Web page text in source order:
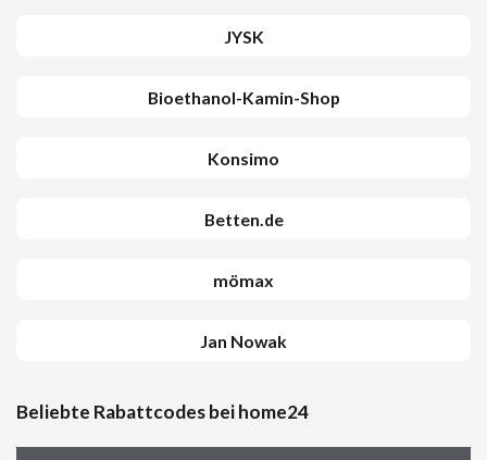
JYSK
Bioethanol-Kamin-Shop
Konsimo
Betten.de
mömax
Jan Nowak
Beliebte Rabattcodes bei home24